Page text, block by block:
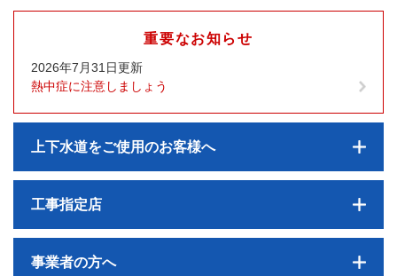
重要なお知らせ
2026年7月31日更新
熱中症に注意しましょう
上下水道をご使用のお客様へ
工事指定店
事業者の方へ